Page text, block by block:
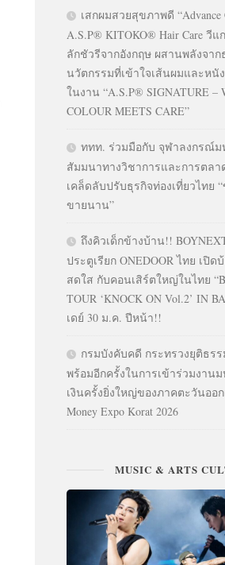
เสกผมสวยสุขภาพดี “Advance
A.S.P® KITOKO® Hair Care วี
ลักชัวรีจากอังกฤษ ผสานพลังจา
นวัตกรรมที่เข้าใจเส้นผมและหนั
ในงาน “A.S.P® SIGNATURE –
COLOUR MEETS CARE”
ททท. ร่วมมือกับ จุฬาลงกรณ์ม
สัมมนาทางวิชาการและการตลา
เคล็ดลับปรับธุรกิจท่องเที่ยวไทย
ขายนาน”
ถึงคิวเด็กข้างบ้าน!!
ประตูเรียก ONEDOOR ไทย เปิ
สดใส กับคอนเสิร์ตใหญ่ในไทย
TOUR ‘KNOCK ON Vol.2’ IN
เดย์ 30 ม.ค. ปีหน้า!!
กรมบังคับคดี กระทรวงยุติธร
พร้อมอีกครั้งในการเข้าร่วมงาน
เงินครั้งยิ่งใหญ่ของภาคตะวันออก
Money Expo Korat 2026
MUSIC & ARTS